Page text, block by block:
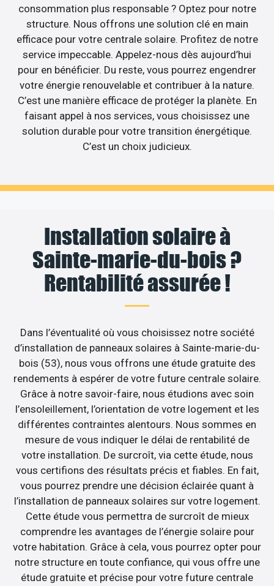
consommation plus responsable ? Optez pour notre
structure. Nous offrons une solution clé en main
efficace pour votre centrale solaire. Profitez de notre
service impeccable. Appelez-nous dès aujourd’hui
pour en bénéficier. Du reste, vous pourrez engendrer
votre énergie renouvelable et contribuer à la nature.
C’est une manière efficace de protéger la planète. En
faisant appel à nos services, vous choisissez une
solution durable pour votre transition énergétique.
C’est un choix judicieux.
Installation solaire à
Sainte-marie-du-bois ?
Rentabilité assurée !
Dans l’éventualité où vous choisissez notre société
d’installation de panneaux solaires à Sainte-marie-du-
bois (53), nous vous offrons une étude gratuite des
rendements à espérer de votre future centrale solaire.
Grâce à notre savoir-faire, nous étudions avec soin
l’ensoleillement, l’orientation de votre logement et les
différentes contraintes alentours. Nous sommes en
mesure de vous indiquer le délai de rentabilité de
votre installation. De surcroît, via cette étude, nous
vous certifions des résultats précis et fiables. En fait,
vous pourrez prendre une décision éclairée quant à
l’installation de panneaux solaires sur votre logement.
Cette étude vous permettra de surcroît de mieux
comprendre les avantages de l’énergie solaire pour
votre habitation. Grâce à cela, vous pourrez opter pour
notre structure en toute confiance, qui vous offre une
étude gratuite et précise pour votre future centrale